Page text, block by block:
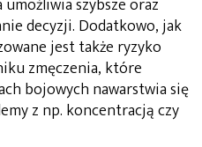
szybsze oraz
decyzji. Dodatkowo, jak
jest także ryzyko
zmęczenia, które
bojowych nawarstwia się
z np. koncentracją czy